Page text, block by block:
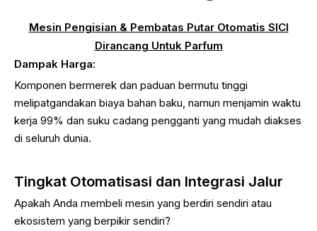
Mesin Pengisian & Pembatas Putar Otomatis SICI
Dirancang Untuk Parfum
Dampak Harga:
Komponen bermerek dan paduan bermutu tinggi
melipatgandakan biaya bahan baku, namun menjamin waktu
kerja 99% dan suku cadang pengganti yang mudah diakses
di seluruh dunia.
Tingkat Otomatisasi dan Integrasi Jalur
Apakah Anda membeli mesin yang berdiri sendiri atau
ekosistem yang berpikir sendiri?